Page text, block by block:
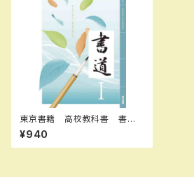
東京書籍 高校教科書 書道 I
［教番：書 I 305］ 新品 IS
BN：9784487165575 ISBN
-10：B0D9C6J3WH SKU：0
¥940